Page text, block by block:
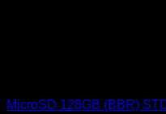
MicroSD 128GB (BBR)